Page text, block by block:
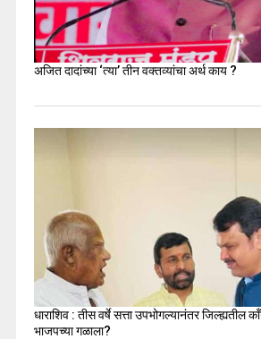
अजित दादांच्या ‘त्या’ तीन वक्तव्यांचा अर्थ काय ?
धाराशिव : तीस वर्षे सत्ता उपभोगल्यानंतर जिल्ह्यतील
भाजपच्या गळाला?